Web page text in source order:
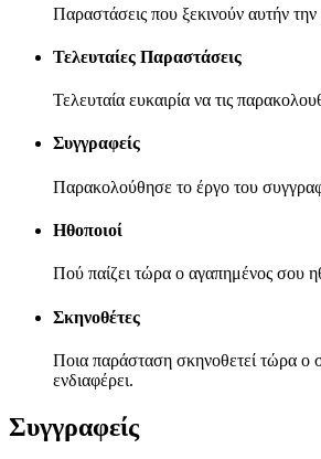
Παραστάσεις που ξεκινούν αυτήν
Τελευταίες Παραστάσεις
Τελευταία ευκαιρία να τις
Συγγραφείς
Παρακολούθησε το έργο του
Ηθοποιοί
Πού παίζει τώρα ο αγαπημένος σου
Σκηνοθέτες
Ποια παράσταση σκηνοθετεί τώρα ο
ενδιαφέρει.
Συγγραφείς